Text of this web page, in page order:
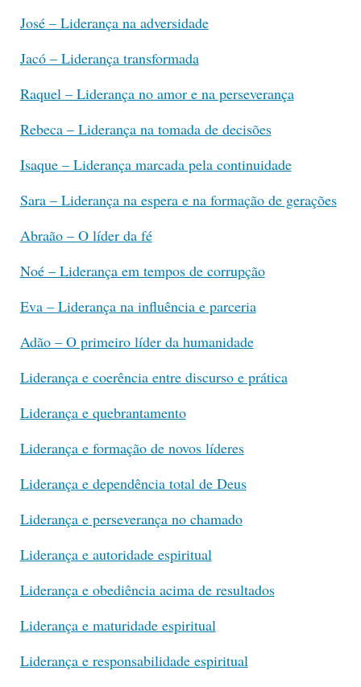
José – Liderança na adversidade
Jacó – Liderança transformada
Raquel – Liderança no amor e na perseverança
Rebeca – Liderança na tomada de decisões
Isaque – Liderança marcada pela continuidade
Sara – Liderança na espera e na formação de gerações
Abraão – O líder da fé
Noé – Liderança em tempos de corrupção
Eva – Liderança na influência e parceria
Adão – O primeiro líder da humanidade
Liderança e coerência entre discurso e prática
Liderança e quebrantamento
Liderança e formação de novos líderes
Liderança e dependência total de Deus
Liderança e perseverança no chamado
Liderança e autoridade espiritual
Liderança e obediência acima de resultados
Liderança e maturidade espiritual
Liderança e responsabilidade espiritual